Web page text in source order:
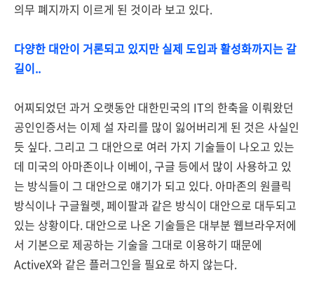
의무 폐지까지 이르게 된 것이라 보고 있다.
다양한 대안이 거론되고 있지만 실제 도입과 활성화까지는 갈
길이..
어찌되었던 과거 오랫동안 대한민국의 IT의 한축을 이뤄왔던
공인인증서는 이제 설 자리를 많이 잃어버리게 된 것은 사실인
듯 싶다. 그리고 그 대안으로 여러 가지 기술들이 나오고 있는
데 미국의 아마존이나 이베이, 구글 등에서 많이 사용하고 있
는 방식들이 그 대안으로 얘기가 되고 있다. 아마존의 원클릭
방식이나 구글월렛, 페이팔과 같은 방식이 대안으로 대두되고
있는 상황이다. 대안으로 나온 기술들은 대부분 웹브라우저에
서 기본으로 제공하는 기술을 그대로 이용하기 때문에
ActiveX와 같은 플러그인을 필요로 하지 않는다.